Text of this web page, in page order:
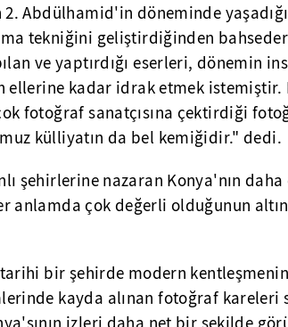
2. Abdülhamid'in döneminde
tekniğini geliştirdiğinden
ve yaptırdığı eserleri, dönemin
ellerine kadar idrak etmek istemiştir.
fotoğraf sanatçısına çektirdiği
külliyatın da bel kemiğidir." dedi.
şehirlerine nazaran Konya'nın
anlamda çok değerli olduğunun
bir şehirde modern kentleşmenin
kayda alınan fotoğraf kareleri